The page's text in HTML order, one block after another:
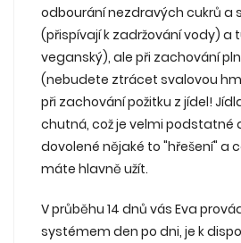
odbourání nezdravých cukrů a
(přispívají k zadržování vody) a
veganský), ale při zachování
(nebudete ztrácet svalovou
při zachování požitku z jídel!
chutná, což je velmi podstatné
dovolené nějaké to "hřešení" a
máte hlavně užít.
V průběhu 14 dnů vás Eva
systémem den po dni, je k